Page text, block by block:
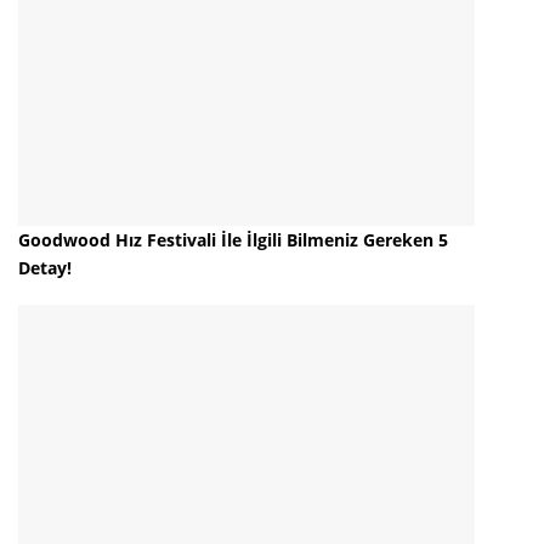
Goodwood Hız Festivali İle İlgili Bilmeniz Gereken 5
Detay!